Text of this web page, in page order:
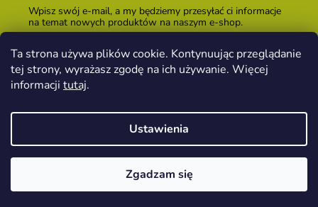
Ta strona używa plików cookie. Kontynuując przeglądanie
tej strony, wyrażasz zgodę na ich używanie. Więcej
informacji tutaj.
Ustawienia
Zgadzam się
Wpisz swój e-mail, a my będziemy przesyłać ci informacje
na temat nowych produktów na naszym e-shop.
Podając adres e-mail, zgadzasz się zwarunkami
handlowymi
ZALOGUJ SIĘ
Opracował Shoptet&PekneWeby
Kopeček dom winiarski
prawa zastrzeżone.